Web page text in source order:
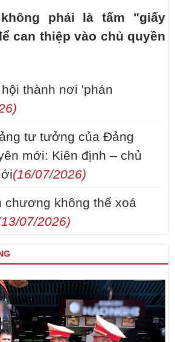
phải là tấm "giấy
can thiệp vào chủ quyền
thành nơi 'phán
tư tưởng của Đảng
mới: Kiên định – chủ
(16/07/2026)
chương không thể xoá
07/2026)